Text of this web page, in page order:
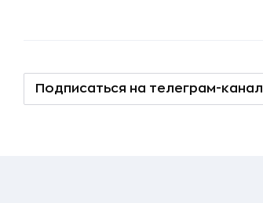
Подписаться на телеграм-канал